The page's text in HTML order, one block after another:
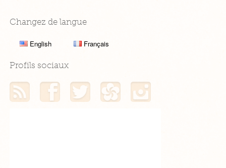
Changez de langue
English Français
Profils sociaux
Mon flux RSSMon profil Facebook
Mon profil TwitterMon profil Hellocoton